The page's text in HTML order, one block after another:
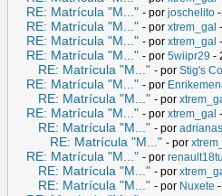
RE: Matrícula "M..." - por joschelito
RE: Matrícula "M..." - por xtrem_gal
RE: Matrícula "M..." - por xtrem_gal
RE: Matrícula "M..." - por 5wiipr29 -
RE: Matrícula "M..." - por Stig's
RE: Matrícula "M..." - por
RE: Matrícula "M..." - por
RE: Matrícula "M..." - por xtrem_gal
RE: Matrícula "M..." - por
RE: Matrícula "M..." - por
RE: Matrícula "M..." - por
RE: Matrícula "M..." - por
RE: Matrícula "M..." - por Nuxete